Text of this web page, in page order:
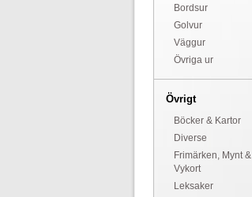
Bordsur
Golvur
Väggur
Övriga ur
Övrigt
Böcker & Kartor
Diverse
Frimärken, Mynt &
Vykort
Leksaker